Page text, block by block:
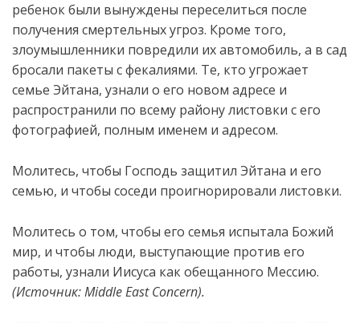
ребенок были вынуждены переселиться после
получения смертельных угроз. Кроме того,
злоумышленники повредили их автомобиль, а в сад
бросали пакеты с фекалиями. Те, кто угрожает
семье Эйтана, узнали о его новом адресе и
распространили по всему району листовки с его
фотографией, полным именем и адресом.
Молитесь, чтобы Господь защитил Эйтана и его
семью, и чтобы соседи проигнорировали листовки.
Молитесь о том, чтобы его семья испытала Божий
мир, и чтобы люди, выступающие против его
работы, узнали Иисуса как обещанного Мессию.
(Источник: Middle East Concern).